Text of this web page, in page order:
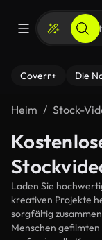
Coverr+ Die
Heim Stock-
Laden Sie
kreativen Projekte
sorgfältig
Menschen